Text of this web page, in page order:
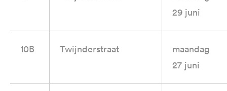
29 juni
10B Twijnderstraat
maandag
27 juni